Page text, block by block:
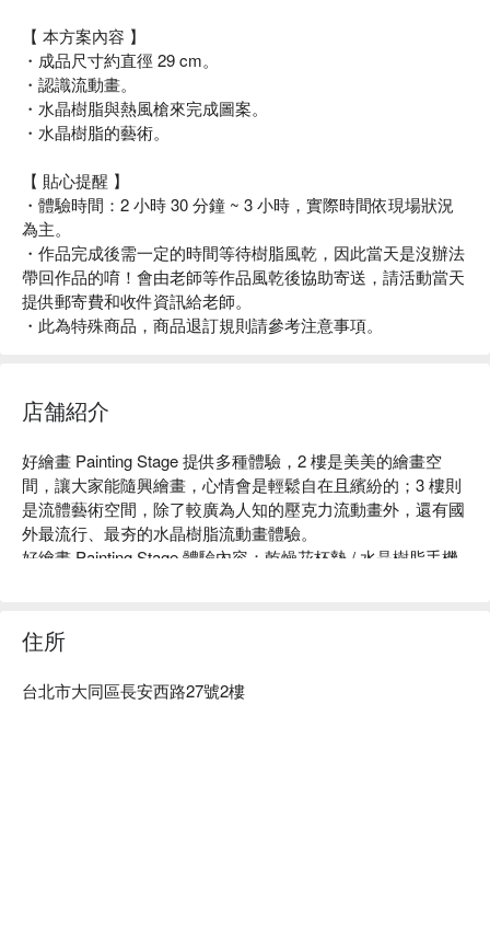
【 本方案內容 】
・成品尺寸約直徑 29 cm。
・認識流動畫。
・水晶樹脂與熱風槍來完成圖案。
・水晶樹脂的藝術。
【 貼心提醒 】
・體驗時間：2 小時 30 分鐘 ~ 3 小時，實際時間依現場狀況
為主。
・作品完成後需一定的時間等待樹脂風乾，因此當天是沒辦法
帶回作品的唷！會由老師等作品風乾後協助寄送，請活動當天
提供郵寄費和收件資訊給老師。
・此為特殊商品，商品退訂規則請參考注意事項。
店舗紹介
好繪畫 Painting Stage 提供多種體驗，2 樓是美美的繪畫空
間，讓大家能隨興繪畫，心情會是輕鬆自在且繽紛的；3 樓則
是流體藝術空間，除了較廣為人知的壓克力流動畫外，還有國
外最流行、最夯的水晶樹脂流動畫體驗。
好繪畫 Painting Stage 體驗內容：乾燥花杯墊 / 水晶樹脂手機
好繪畫 Painting Stage 推薦：交通便利，捷運中山站步行 4 分
鐘即可抵達。Art Makes You Happy！不需任何繪畫天份，跟
好繪畫 Painting Stage 預約、好繪畫 Painting Stage 價格立刻
住所
台北市大同區長安西路27號2樓